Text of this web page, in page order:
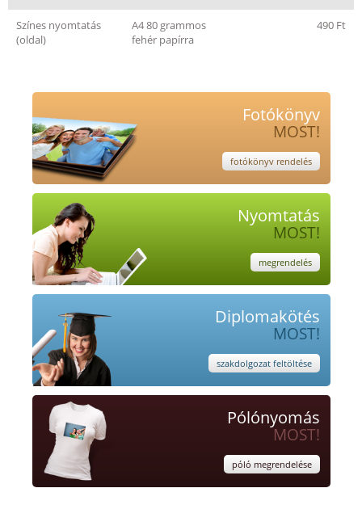
Színes nyomtatás
(oldal)
A4 80 grammos
fehér papírra
490 Ft
Fotókönyv
MOST!
fotókönyv rendelés
Nyomtatás
MOST!
megrendelés
Diplomakötés
MOST!
szakdolgozat feltöltése
Pólónyomás
MOST!
póló megrendelése